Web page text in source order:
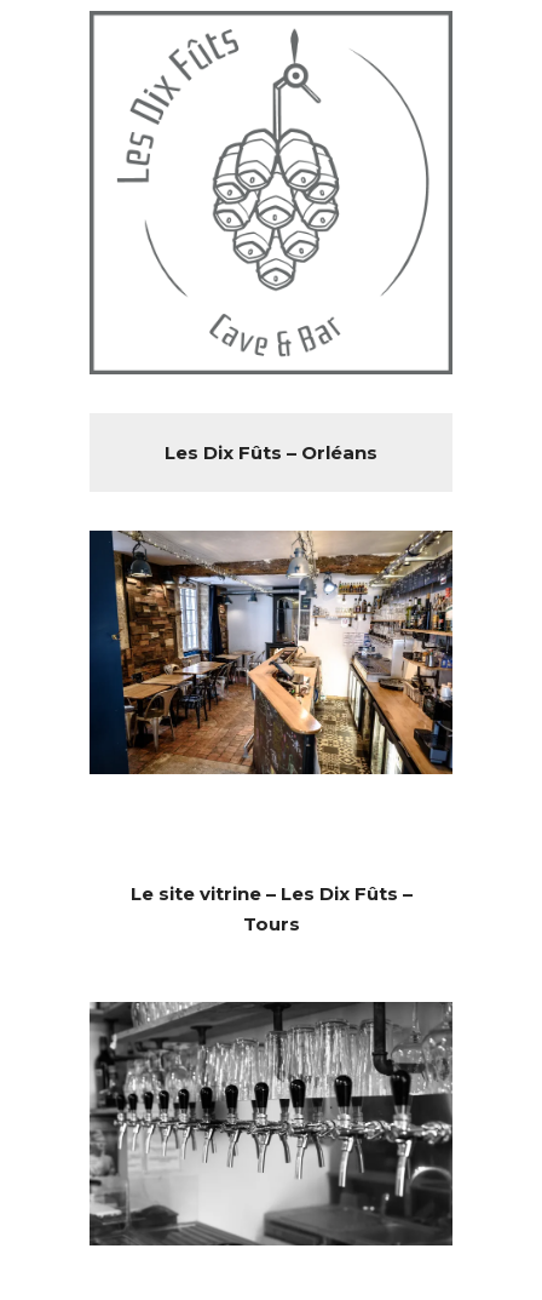
Les Dix Fûts – Orléans
Le site vitrine – Les Dix Fûts –
Tours